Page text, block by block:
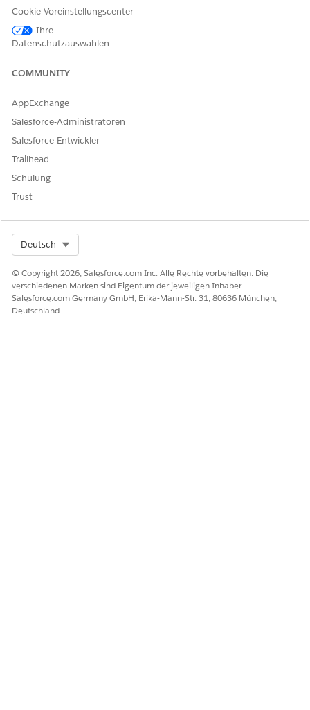
digitale Erfahrungen, die Sie für Ihre Benutzer erstellen.
Einrichten des Google Maps-API-Schlüssels
Wussten Sie, dass die Anwendung für freiwillige
Ausfüllen von Adressfeldern unterstützt?
Freigaberegeln bieten Ihren Site-Benutzern einen besseren
Zugriff, indem sie automatische Ausnahmen von Ihren
organisationsweiten Freigabeeinstellungen vornehmen.
LÖSEN?
Geben Sie uns Feedback, damit wir uns verbessern können.
Cookie-Voreinstellungscenter
Ihre
Datenschutzauswahlen
COMMUNITY
AppExchange
Salesforce-Administratoren
Salesforce-Entwickler
Trailhead
Schulung
Trust
Deutsch
© Copyright 2026, Salesforce.com Inc. Alle Rechte vorbehalten. Die
verschiedenen Marken sind Eigentum der jeweiligen Inhaber.
Salesforce.com Germany GmbH, Erika-Mann-Str. 31, 80636 München,
Deutschland